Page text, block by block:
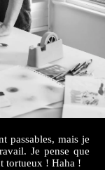
passables, mais je
Je pense que
tortueux ! Haha !